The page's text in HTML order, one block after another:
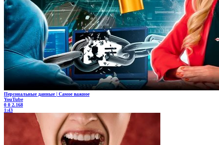
Персональные данные | Самое важное
YouTube
0 0 2.168
1:43